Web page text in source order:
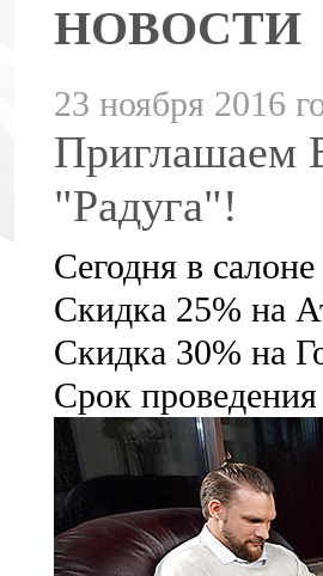
НОВОСТИ
23 ноября 2016
Приглашаем
"Радуга"!
Сегодня в
Скидка 25% на
Скидка 30% на
Срок